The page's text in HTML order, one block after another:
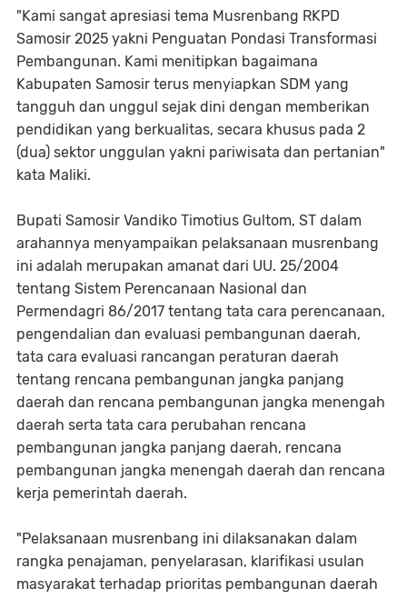
"Kami sangat apresiasi tema Musrenbang RKPD
Samosir 2025 yakni Penguatan Pondasi Transformasi
Pembangunan. Kami menitipkan bagaimana
Kabupaten Samosir terus menyiapkan SDM yang
tangguh dan unggul sejak dini dengan memberikan
pendidikan yang berkualitas, secara khusus pada 2
(dua) sektor unggulan yakni pariwisata dan pertanian"
kata Maliki.
Bupati Samosir Vandiko Timotius Gultom, ST dalam
arahannya menyampaikan pelaksanaan musrenbang
ini adalah merupakan amanat dari UU. 25/2004
tentang Sistem Perencanaan Nasional dan
Permendagri 86/2017 tentang tata cara perencanaan,
pengendalian dan evaluasi pembangunan daerah,
tata cara evaluasi rancangan peraturan daerah
tentang rencana pembangunan jangka panjang
daerah dan rencana pembangunan jangka menengah
daerah serta tata cara perubahan rencana
pembangunan jangka panjang daerah, rencana
pembangunan jangka menengah daerah dan rencana
kerja pemerintah daerah.
"Pelaksanaan musrenbang ini dilaksanakan dalam
rangka penajaman, penyelarasan, klarifikasi usulan
masyarakat terhadap prioritas pembangunan daerah